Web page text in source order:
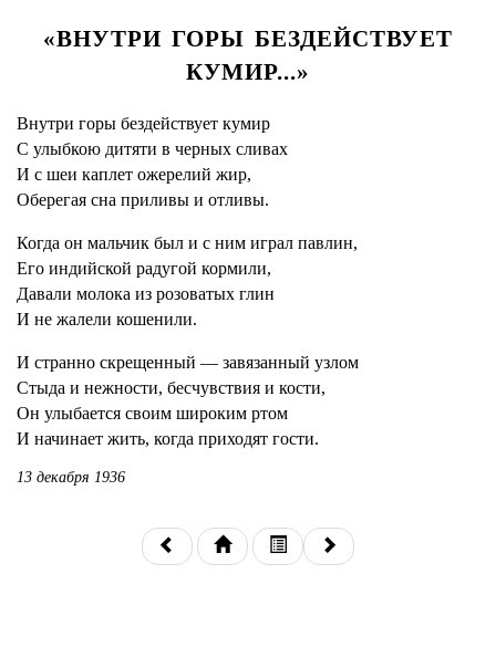
«ВНУТРИ ГОРЫ БЕЗДЕЙСТВУЕТ
КУМИР...»
Внутри горы бездействует кумир
С улыбкою дитяти в черных сливах
И с шеи каплет ожерелий жир,
Оберегая сна приливы и отливы.
Когда он мальчик был и с ним играл павлин,
Его индийской радугой кормили,
Давали молока из розоватых глин
И не жалели кошенили.
И странно скрещенный — завязанный узлом
Стыда и нежности, бесчувствия и кости,
Он улыбается своим широким ртом
И начинает жить, когда приходят гости.
13 декабря 1936